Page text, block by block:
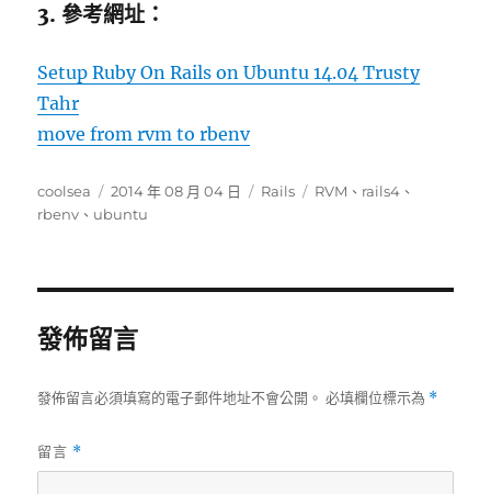
3. 參考網址：
Setup Ruby On Rails on Ubuntu 14.04 Trusty
Tahr
move from rvm to rbenv
作
者
coolsea
發
佈
2014 年 08 月 04 日
分
Rails
標
RVM 、 rails4 、
rbenv 、 ubuntu
發佈留言
發佈留言必須填寫的電子郵件地址不會公開。 必填欄位標示為 *
留言 *